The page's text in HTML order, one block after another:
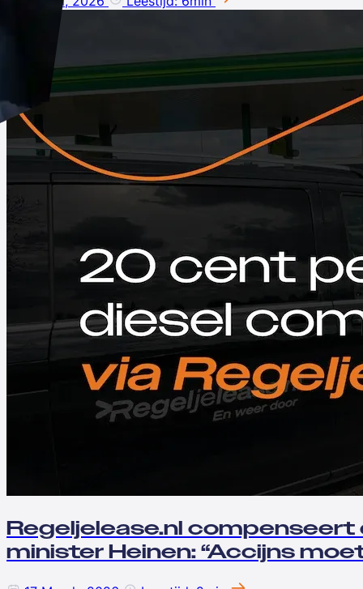
Regeljelease.nl
minister Heinen: “Accijns